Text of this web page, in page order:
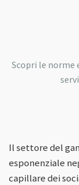
Scopri le norme
Il settore del
esponenziale
capillare dei